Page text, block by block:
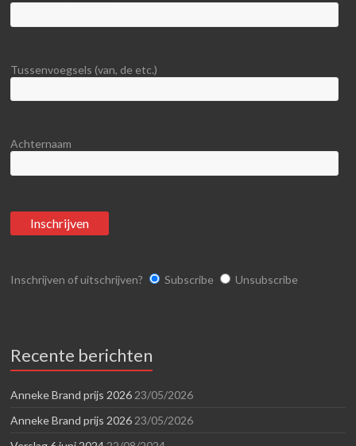
Tussenvoegsels (van, de etc.)
Achternaam
Inschrijven of uitschrijven? Subscribe Unsubscribe
Recente berichten
Anneke Brand prijs 2026 23/05/2026
Anneke Brand prijs 2026 23/05/2026